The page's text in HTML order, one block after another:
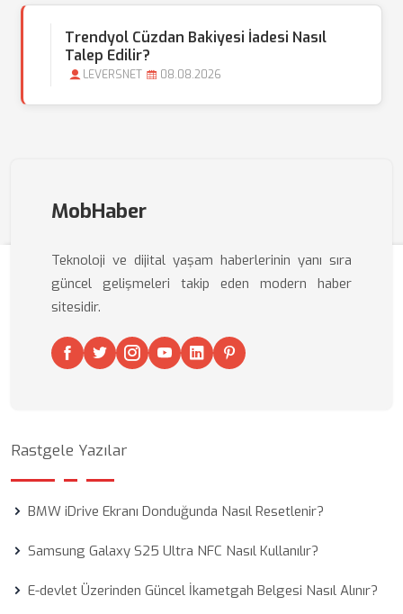
Trendyol Cüzdan Bakiyesi İadesi Nasıl
Talep Edilir?
LEVERSNET 08.08.2026
MobHaber
Teknoloji ve dijital yaşam haberlerinin yanı sıra
güncel gelişmeleri takip eden modern haber
sitesidir.
Rastgele Yazılar
BMW iDrive Ekranı Donduğunda Nasıl Resetlenir?
Samsung Galaxy S25 Ultra NFC Nasıl Kullanılır?
E-devlet Üzerinden Güncel İkametgah Belgesi Nasıl Alınır?